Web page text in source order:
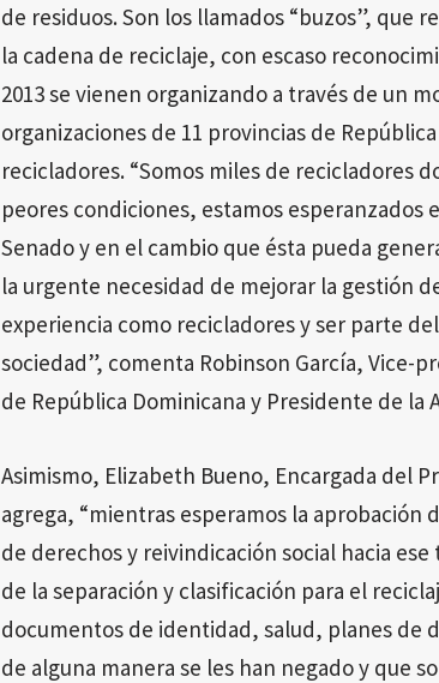
de residuos. Son los llamados “buzos”,
la cadena de reciclaje, con escaso
2013 se vienen organizando a través de un
organizaciones de 11 provincias de
recicladores. “Somos miles de recicladores
peores condiciones, estamos
Senado y en el cambio que ésta pueda
la urgente necesidad de mejorar la gestión
experiencia como recicladores y ser parte
sociedad”, comenta Robinson García, Vice-
de República Dominicana y Presidente de la
Asimismo, Elizabeth Bueno, Encargada del
agrega, “mientras esperamos la aprobación
de derechos y reivindicación social hacia
de la separación y clasificación para el
documentos de identidad, salud, planes de
de alguna manera se les han negado y que